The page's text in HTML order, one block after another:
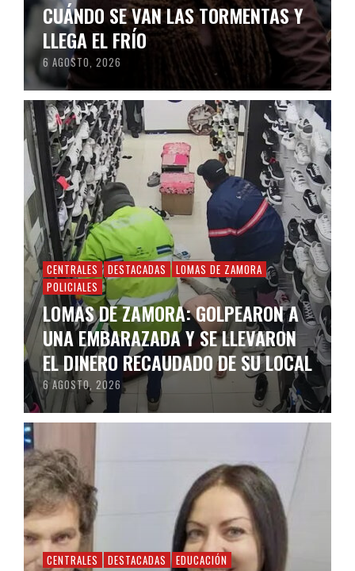
CUÁNDO SE VAN LAS TORMENTAS Y
LLEGA EL FRÍO
6 AGOSTO, 2026
CENTRALES DESTACADAS
LOMAS DE ZAMORA
POLICIALES
LOMAS DE ZAMORA: GOLPEARON A
UNA EMBARAZADA Y SE LLEVARON
EL DINERO RECAUDADO DE SU LOCAL
6 AGOSTO, 2026
CENTRALES DESTACADAS EDUCACIÓN